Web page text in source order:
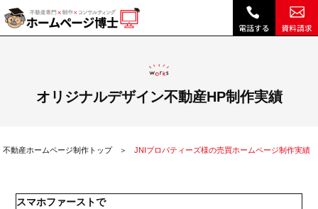
JNIプロパティーズ様の売買ホームページ制作実績|不動産 ホームページ制作・リニューアルは博士クラウドRHS
オリジナルデザイン不動産HP制作実績
不動産ホームページ制作トップ JNIプロパティーズ様の売買ホームページ制作実績
スマホファーストで